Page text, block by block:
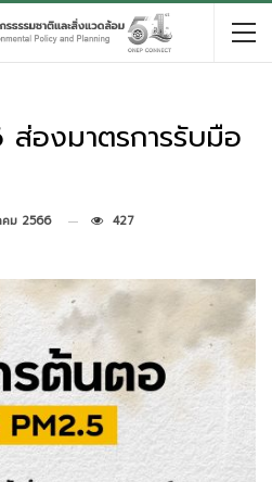
องมาตรการรับมือ
คม 2566 427